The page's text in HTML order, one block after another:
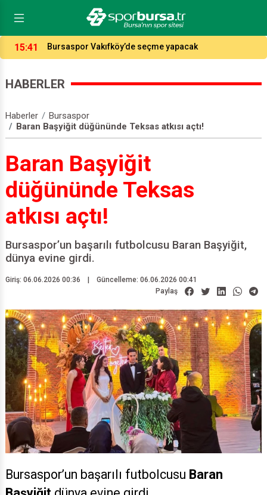
14:04
Potada fikstür çekildi, işte Bursaspor ve Tofaş’ın
HABERLER
Haberler
Bursaspor
Baran Başyiğit düğününde Teksas atkısı açtı!
Baran Başyiğit
düğününde Teksas
atkısı açtı!
Bursaspor’un başarılı futbolcusu Baran Başyiğit,
dünya evine girdi.
Güncelleme: 06.06.2026 00:41
Bursaspor’un başarılı futbolcusu Baran